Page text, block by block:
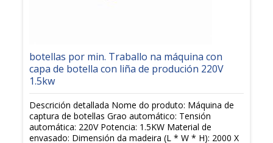
botellas por min. Traballo na máquina con
capa de botella con liña de produción 220V
1.5kw
Descrición detallada Nome do produto: Máquina de
captura de botellas Grao automático: Tensión
automática: 220V Potencia: 1.5KW Material de
envasado: Dimensión da madeira (L * W * H): 2000 X